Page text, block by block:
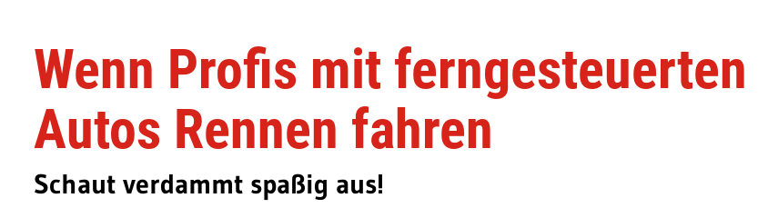
Wenn Profis mit ferngesteuerten
Autos Rennen fahren
Schaut verdammt spaßig aus!